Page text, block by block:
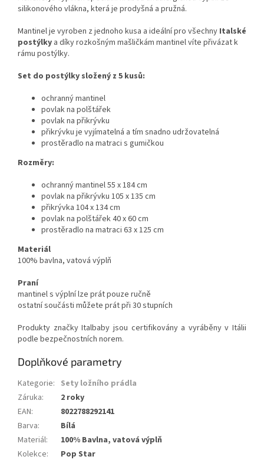
silikonového vlákna, která je prodyšná a pružná.
Mantinel je vyroben z jednoho kusa a ideální pro všechny Italské
postýlky a díky rozkošným mašličkám mantinel víte přivázat k
rámu postýlky.
Set do postýlky složený z 5 kusů:
ochranný mantinel
povlak na polštářek
povlak na přikrývku
přikrývku je vyjímatelná a tím snadno udržovatelná
prostěradlo na matraci s gumičkou
Rozměry:
ochranný mantinel 55 x 184 cm
povlak na přikrývku 105 x 135 cm
přikrývka 104 x 134 cm
povlak na polštářek 40 x 60 cm
prostěradlo na matraci 63 x 125 cm
Materiál
100% bavlna, vatová výplň
Praní
mantinel s výplní lze prát pouze ručně
ostatní součásti můžete prát při 30 stupních
Produkty značky Italbaby jsou certifikovány a vyráběny v Itálii
podle bezpečnostních norem.
Doplňkové parametry
Kategorie: Sety ložního prádla
Záruka:
2 roky
EAN:
8022788292141
Barva:
Bílá
Materiál:
100% Bavlna, vatová výplň
Kolekce:
Pop Star